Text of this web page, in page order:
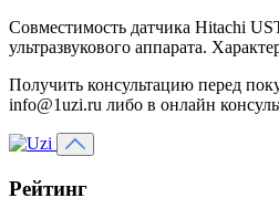
Совместимость датчика Hitachi
ультразвукового аппарата.
Получить консультацию перед
info@1uzi.ru либо в онлайн
Рейтинг